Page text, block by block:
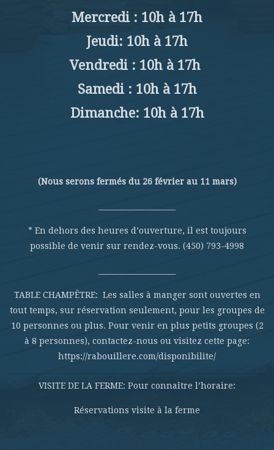
Mercredi : 10h à 17h
Jeudi: 10h à 17h
Vendredi : 10h à 17h
Samedi : 10h à 17h
Dimanche: 10h à 17h
(Nous serons fermés du 26 février au 11 mars)
* En dehors des heures d’ouverture, il est toujours
possible de venir sur rendez-vous. (450) 793-4998
TABLE CHAMPÊTRE: Les salles à manger sont ouvertes en
tout temps, sur réservation seulement, pour les groupes de
10 personnes ou plus. Pour venir en plus petits groupes (2
à 8 personnes), contactez-nous ou visitez cette page:
https://rabouillere.com/disponibilite/
VISITE DE LA FERME: Pour connaître l’horaire:
Réservations visite à la ferme